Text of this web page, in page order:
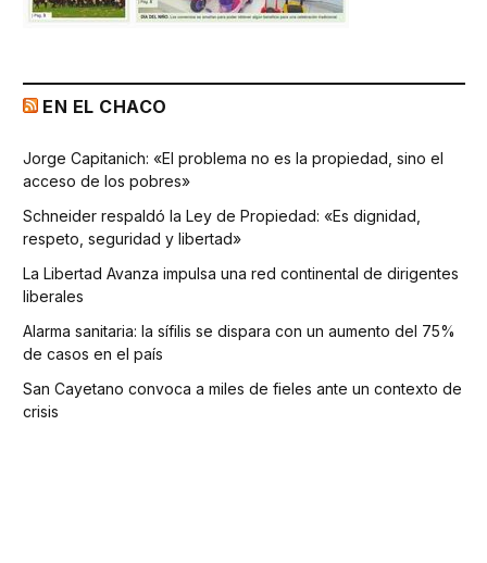
EN EL CHACO
Jorge Capitanich: «El problema no es la propiedad, sino el
acceso de los pobres»
Schneider respaldó la Ley de Propiedad: «Es dignidad,
respeto, seguridad y libertad»
La Libertad Avanza impulsa una red continental de dirigentes
liberales
Alarma sanitaria: la sífilis se dispara con un aumento del 75%
de casos en el país
San Cayetano convoca a miles de fieles ante un contexto de
crisis